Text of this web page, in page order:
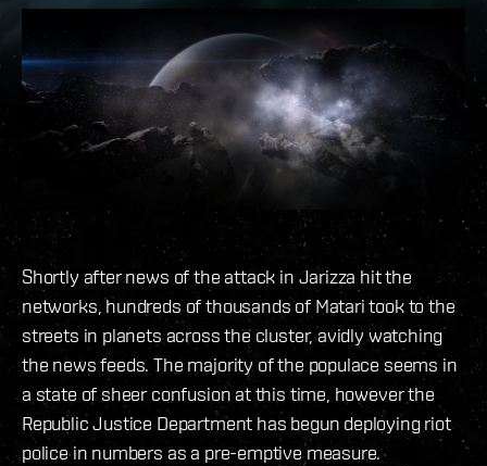
Shortly after news of the attack in Jarizza hit the
networks, hundreds of thousands of Matari took to the
streets in planets across the cluster, avidly watching
the news feeds. The majority of the populace seems in
a state of sheer confusion at this time, however the
Republic Justice Department has begun deploying riot
police in numbers as a pre-emptive measure.